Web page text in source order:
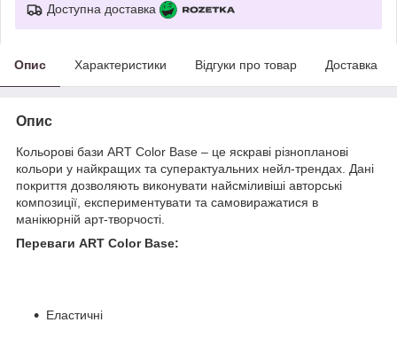
Доступна доставка
Опис Характеристики Відгуки про товар Доставка
Опис
Кольорові бази ART Color Base – це яскраві різнопланові
кольори у найкращих та суперактуальних нейл-трендах. Дані
покриття дозволяють виконувати найсміливіші авторські
композиції, експериментувати та самовиражатися в
манікюрній арт-творчості.
Переваги ART Color Base:
Еластичні